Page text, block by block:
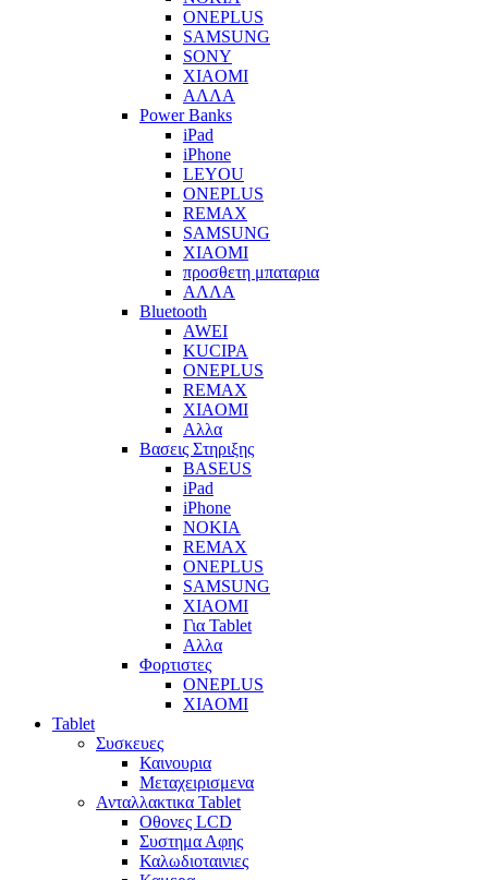
ONEPLUS
SAMSUNG
SONY
XIAOMI
ΑΛΛΑ
Power Banks
iPad
iPhone
LEYOU
ONEPLUS
REMAX
SAMSUNG
XIAOMI
προσθετη μπαταρια
ΑΛΛΑ
Bluetooth
AWEI
KUCIPA
ONEPLUS
REMAX
XIAOMI
Αλλα
Βασεις Στηριξης
BASEUS
iPad
iPhone
NOKIA
REMAX
ONEPLUS
SAMSUNG
XIAOMI
Για Tablet
Αλλα
Φορτιστες
ONEPLUS
XIAOMI
Tablet
Συσκευες
Καινουρια
Μεταχειρισμενα
Ανταλλακτικα Tablet
Οθονες LCD
Συστημα Αφης
Καλωδιοταινιες